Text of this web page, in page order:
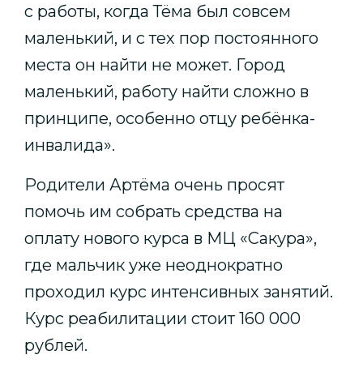
с работы, когда Тёма был совсем
маленький, и с тех пор постоянного
места он найти не может. Город
маленький, работу найти сложно в
принципе, особенно отцу ребёнка-
инвалида».
Родители Артёма очень просят
помочь им собрать средства на
оплату нового курса в МЦ «Сакура»,
где мальчик уже неоднократно
проходил курс интенсивных занятий.
Курс реабилитации стоит 160 000
рублей.